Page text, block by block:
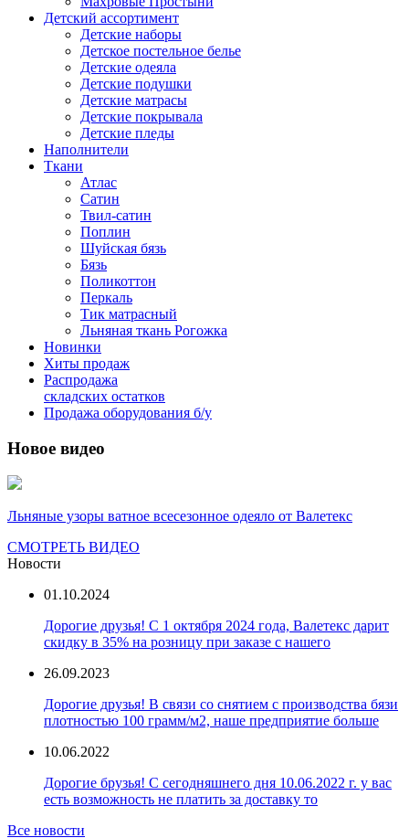
Детский ассортимент
Детские наборы
Детское постельное белье
Детские одеяла
Детские подушки
Детские матрасы
Детские покрывала
Детские пледы
Наполнители
Ткани
Атлас
Сатин
Твил-сатин
Поплин
Шуйская бязь
Бязь
Поликоттон
Перкаль
Тик матрасный
Льняная ткань Рогожка
Новинки
Хиты продаж
Распродажа
складских остатков
Продажа оборудования б/у
Новое видео
Льняные узоры ватное всесезонное одеяло от Валетекс
СМОТРЕТЬ ВИДЕО
Новости
01.10.2024
Дорогие друзья! С 1 октября 2024 года, Валетекс дарит
скидку в 35% на розницу при заказе с нашего
26.09.2023
Дорогие друзья! В связи со снятием с производства бязи
плотностью 100 грамм/м2, наше предприятие больше
10.06.2022
Дорогие брузья! С сегодняшнего дня 10.06.2022 г. у вас
есть возможность не платить за доставку то
Все новости